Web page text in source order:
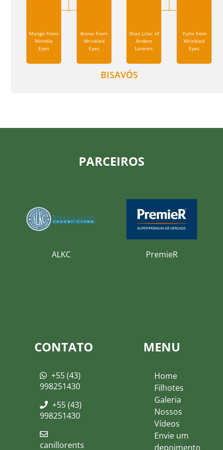
Mango From
Wrinkle
Eyes
Arena From
Wrinkled
Eyes
Shan Lilac of
Anders
Lorents
Yumi from
Wrinkled
Eyes
BISAVÓS
PARCEIROS
ALKC PremieR
CONTATO
+55 (43)
998251430
+55 (43)
998251430
canillorents
MENU
Home
Filhotes
Galeria
Nossos
Vídeos
Envie um
depoimento